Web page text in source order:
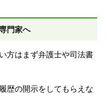
門家へ
方はまず弁護士や司法書
歴の開示をしてもらえな